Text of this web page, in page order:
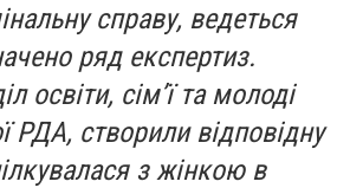
справу, ведеться
ряд експертиз.
освіти, сім’ї та молоді
РДА, створили відповідну
з жінкою в